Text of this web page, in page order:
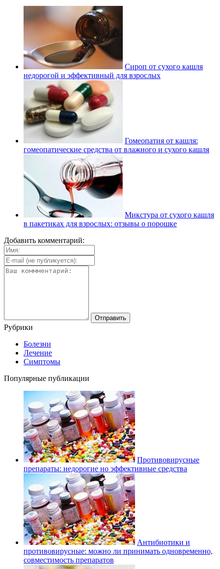
Сироп от сухого кашля
недорогой и эффективный для взрослых
Гомеопатия от кашля:
гомеопатические средства от влажного и сухого кашля
Микстура от сухого кашля
в пакетиках для взрослых: отзывы о порошке
Добавить комментарий:
Рубрики
Болезни
Лечение
Симптомы
Популярные публикации
Противовирусные
препараты: недорогие но эффективные средства
Антибиотики и
противовирусные: можно ли принимать одновременно,
совместимость препаратов